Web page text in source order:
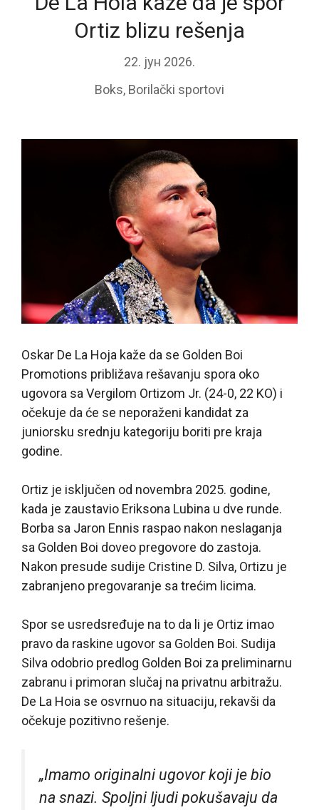
Ortiz blizu rešenja
22. јун 2026.
Boks, Borilački sportovi
Oskar De La Hoja kaže da se Golden Boi
Promotions približava rešavanju spora oko
ugovora sa Vergilom Ortizom Jr. (24-0, 22 KO) i
očekuje da će se neporaženi kandidat za
juniorsku srednju kategoriju boriti pre kraja
godine.
Ortiz je isključen od novembra 2025. godine,
kada je zaustavio Eriksona Lubina u dve runde.
Borba sa Jaron Ennis raspao nakon neslaganja
sa Golden Boi doveo pregovore do zastoja.
Nakon presude sudije Cristine D. Silva, Ortizu je
zabranjeno pregovaranje sa trećim licima.
Spor se usredsređuje na to da li je Ortiz imao
pravo da raskine ugovor sa Golden Boi. Sudija
Silva odobrio predlog Golden Boi za preliminarnu
zabranu i primoran slučaj na privatnu arbitražu.
De La Hoia se osvrnuo na situaciju, rekavši da
očekuje pozitivno rešenje.
„Imamo originalni ugovor koji je bio
na snazi. Spoljni ljudi pokušavaju da